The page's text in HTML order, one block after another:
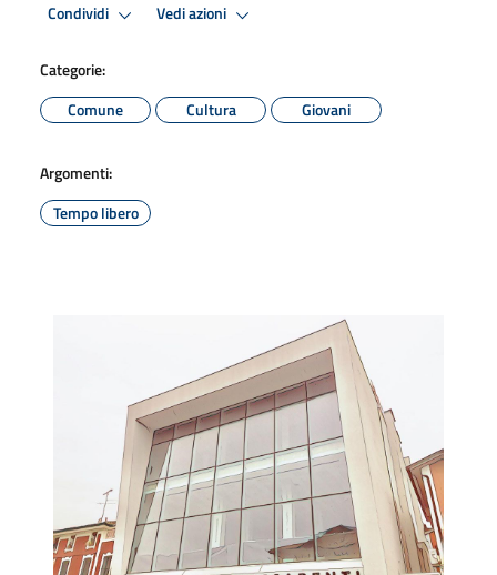
Condividi Vedi azioni
Categorie:
Comune
Cultura Giovani
Argomenti:
Tempo libero